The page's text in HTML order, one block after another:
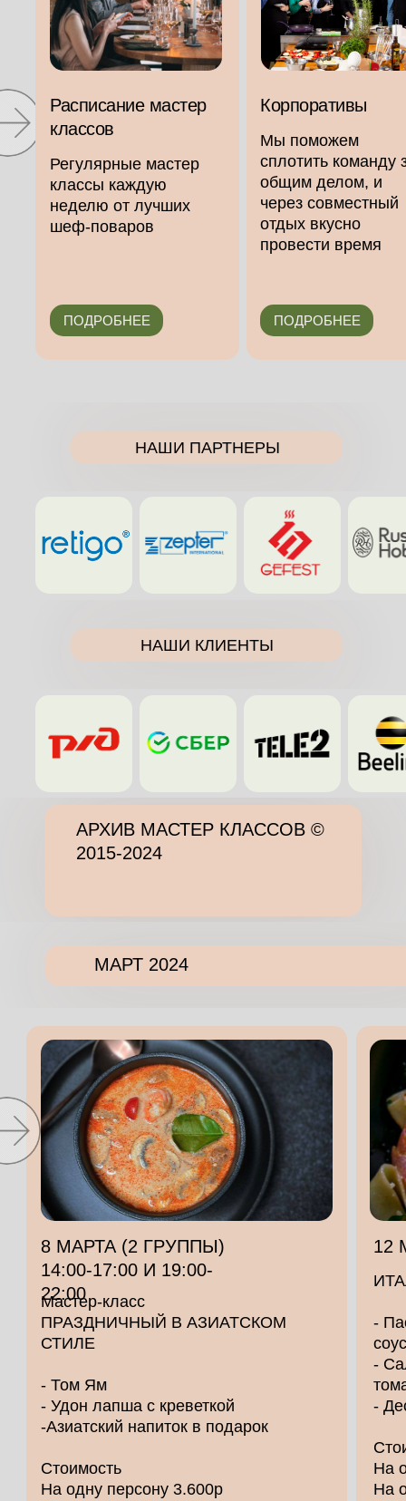
ПОДРОБНЕЕ
Расписание мастер
классов
ПОДРОБНЕЕ
Корпоративы
Регулярные мастер
классы каждую
неделю от лучших
шеф-поваров
Мы поможем
сплотить команду
общим делом, и
через совместный
отдых вкусно
провести время
НАШИ ПАРТНЕРЫ
НАШИ КЛИЕНТЫ
АРХИВ МАСТЕР КЛАССОВ ©
2015-2024
МАРТ 2024
Расписание
мастер классов
-
-
-
На
На
12
Мастер-класс
ПРАЗДНИЧНЫЙ В АЗИАТСКОМ
СТИЛЕ
- Том Ям
- Удон лапша с креветкой
-Азиатский напиток в подарок
Стоимость
На одну персону 3.600р
8 МАРТА (2 ГРУППЫ)
14:00-17:00 И 19:00-
22:00